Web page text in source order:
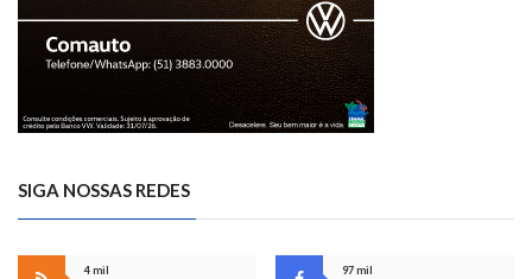
SIGA NOSSAS REDES
4 mil
97 mil